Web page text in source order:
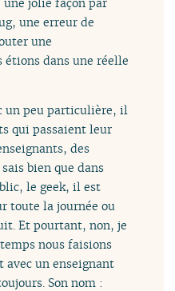
une erreur de
une
dans une réelle
un peu particulière, il
qui passaient leur
des
bien que dans
le geek, il est
toute la journée ou
Et pourtant, non, je
nous faisions
avec un enseignant
Son nom :